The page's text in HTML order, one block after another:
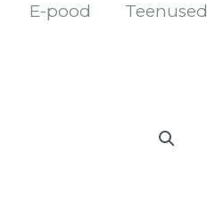
E-pood Teenused